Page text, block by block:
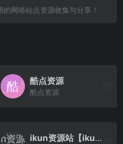
网络站点资源收集与分享！
酷点资源
酷点资源
ikun资源站【ikunzy.com】